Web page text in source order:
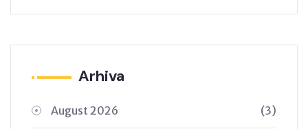
Arhiva
August 2026 (3)